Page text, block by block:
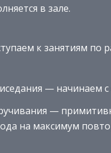
в зале.
к занятиям по
— начинаем с
—
на максимум